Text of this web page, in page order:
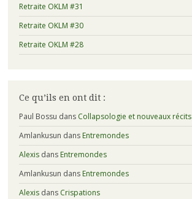
Retraite OKLM #31
Retraite OKLM #30
Retraite OKLM #28
Ce qu’ils en ont dit :
Paul Bossu dans Collapsologie et nouveaux récits
Amlankusun dans Entremondes
Alexisdans Entremondes
Amlankusun dans Entremondes
Alexisdans Crispations